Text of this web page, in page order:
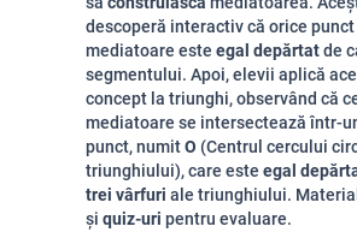
descoperă interactiv că orice punct
mediatoare este egal depărtatde
segmentului. Apoi, elevii aplică
concept la triunghi, observând că
mediatoare se intersectează într-
punct, numitO (Centrul cercului
triunghiului), care este egal
trei vârfuri ale triunghiului.
și quiz-uri pentru evaluare.